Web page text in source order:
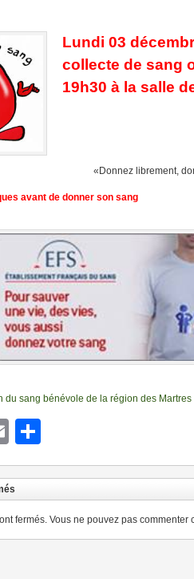
Lundi 03
collecte de sang
19h30 à la salle
«Donnez librement,
avant de donner son sang
du sang bénévole de la région des Martres
Email
fermés. Vous ne pouvez pas commenter